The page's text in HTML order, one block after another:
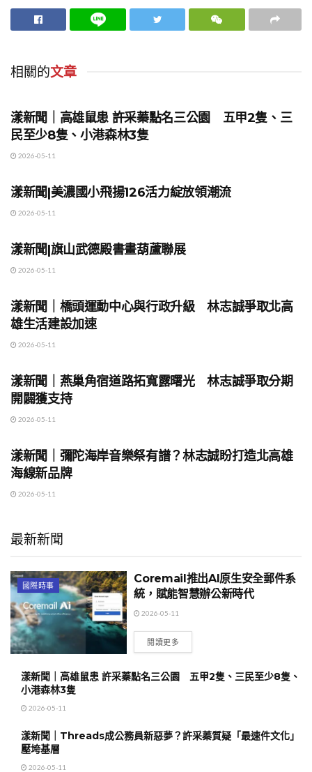
相關的文章
漾新聞｜高雄鼠患 許采蓁點名三公園 五甲2隻、三
民至少8隻、小港森林3隻
2026-05-11
漾新聞|美濃國小飛揚126活力綻放領潮流
2026-05-11
漾新聞|旗山武德殿書畫葫蘆聯展
2026-05-11
漾新聞｜橋頭運動中心與行政升級 林志誠爭取北高
雄生活建設加速
2026-05-11
漾新聞｜燕巢角宿道路拓寬露曙光 林志誠爭取分期
開闢獲支持
2026-05-11
漾新聞｜彌陀海岸音樂祭有譜？林志誠盼打造北高雄
海線新品牌
2026-05-11
最新新聞
國際時事
Coremail推出AI原生安全郵件系
統，賦能智慧辦公新時代
2026-05-11
閱讀更多
漾新聞｜高雄鼠患 許采蓁點名三公園 五甲2隻、三民至少8隻、
小港森林3隻
2026-05-11
漾新聞｜Threads成公務員新惡夢？許采蓁質疑「最速件文化」
壓垮基層
2026-05-11